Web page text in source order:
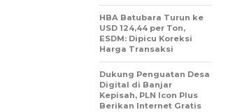
HBA Batubara Turun ke
USD 124,44 per Ton,
ESDM: Dipicu Koreksi
Harga Transaksi
Dukung Penguatan Desa
Digital di Banjar
Kepisah, PLN Icon Plus
Berikan Internet Gratis